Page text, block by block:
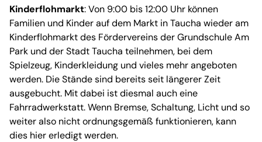
Kinderflohmarkt: Von 9:00 bis 12:00 Uhr können
Familien und Kinder auf dem Markt in Taucha wieder am
Kinderflohmarkt des Fördervereins der Grundschule Am
Park und der Stadt Taucha teilnehmen, bei dem
Spielzeug, Kinderkleidung und vieles mehr angeboten
werden. Die Stände sind bereits seit längerer Zeit
ausgebucht. Mit dabei ist diesmal auch eine
Fahrradwerkstatt. Wenn Bremse, Schaltung, Licht und so
weiter also nicht ordnungsgemäß funktionieren, kann
dies hier erledigt werden.